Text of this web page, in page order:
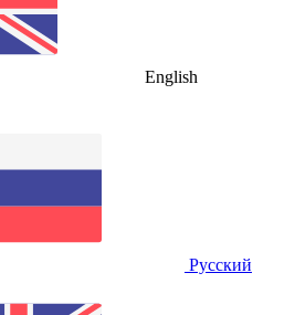
English
Русский